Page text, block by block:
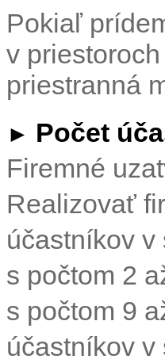
Pokiaľ
v
priestranná
► Počet
Firemné
Realizovať
účastníkov
s počtom 2
s počtom 9
účastníkov v